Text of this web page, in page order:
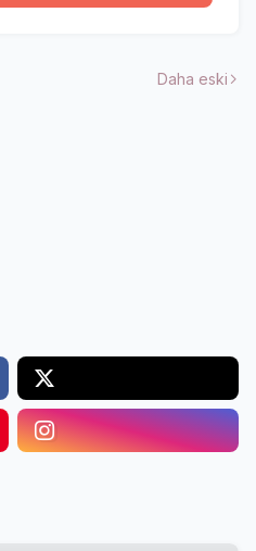
Daha eski